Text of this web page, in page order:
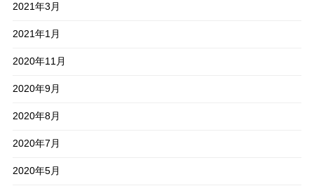
2021年3月
2021年1月
2020年11月
2020年9月
2020年8月
2020年7月
2020年5月